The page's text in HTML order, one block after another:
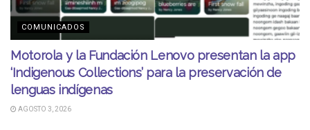
COMUNICADOS
Motorola y la Fundación Lenovo presentan la app
‘Indigenous Collections’ para la preservación de
lenguas indígenas
AGOSTO 3, 2026